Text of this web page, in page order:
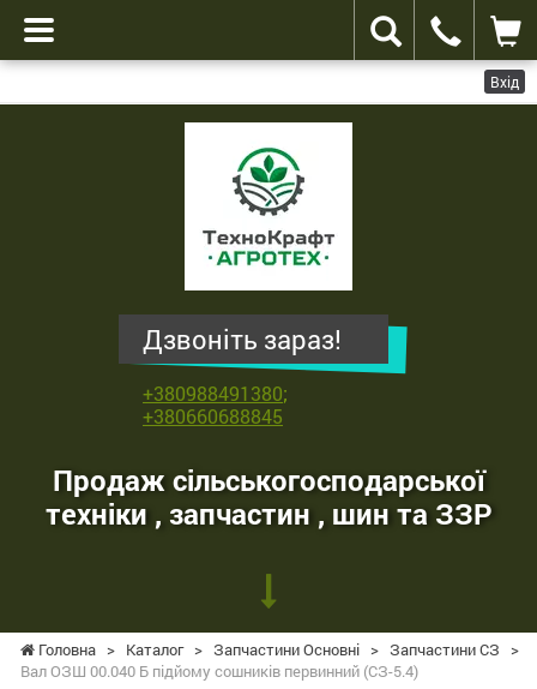
Вхід
сільськогосподарської
Дзвоніть зараз!
+380988491380;
+380660688845
Продаж сільськогосподарської
техніки , запчастин , шин та ЗЗР
Головна > Каталог > Запчастини Основні > Запчастини СЗ
>
Вал ОЗШ 00.040 Б підйому сошників первинний (СЗ-5.4)